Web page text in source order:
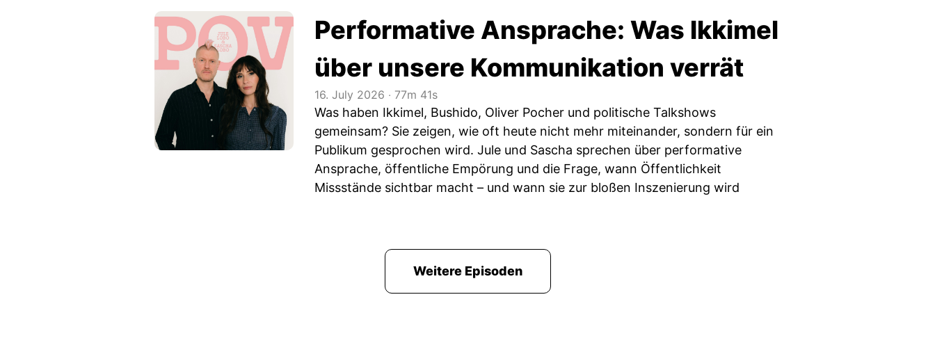
Performative Ansprache: Was Ikkimel
über unsere Kommunikation verrät
16. July 2026 ‧ 77m 41s
Was haben Ikkimel, Bushido, Oliver Pocher und politische Talkshows
gemeinsam? Sie zeigen, wie oft heute nicht mehr miteinander, sondern für ein
Publikum gesprochen wird. Jule und Sascha sprechen über performative
Ansprache, öffentliche Empörung und die Frage, wann Öffentlichkeit
Missstände sichtbar macht – und wann sie zur bloßen Inszenierung wird
Weitere Episoden